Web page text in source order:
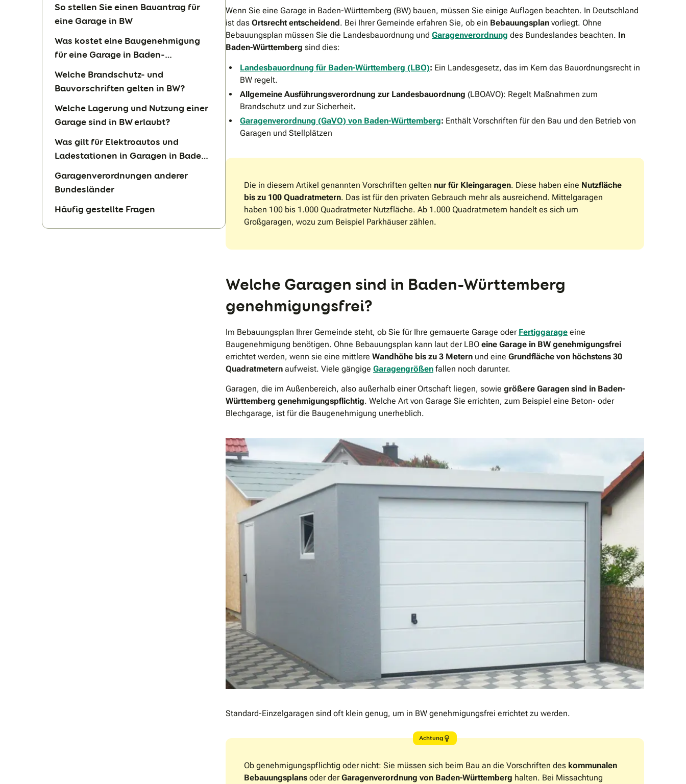
So stellen Sie einen Bauantrag für
eine Garage in BW
Was kostet eine Baugenehmigung
für eine Garage in Baden-
Welche Brandschutz- und
Bauvorschriften gelten in BW?
Welche Lagerung und Nutzung einer
Garage sind in BW erlaubt?
Was gilt für Elektroautos und
Ladestationen in Garagen in Baden-
Garagenverordnungen anderer
Bundesländer
Häufig gestellte Fragen
Wenn Sie eine Garage in Baden-Württemberg (BW) bauen, müssen Sie einige Auflagen beachten. In Deutschland
ist das Ortsrecht entscheidend. Bei Ihrer Gemeinde erfahren Sie, ob ein Bebauungsplan vorliegt. Ohne
Bebauungsplan müssen Sie die Landesbauordnung und Garagenverordnung des Bundeslandes beachten. In
Baden-Württemberg sind dies:
Landesbauordnung für Baden-Württemberg (LBO): Ein Landesgesetz, das im Kern das Bauordnungsrecht in
BW regelt.
Allgemeine Ausführungsverordnung zur Landesbauordnung (LBOAVO): Regelt Maßnahmen zum
Brandschutz und zur Sicherheit.
Garagenverordnung (GaVO) von Baden-Württemberg: Enthält Vorschriften für den Bau und den Betrieb von
Garagen und Stellplätzen
Die in diesem Artikel genannten Vorschriften gelten nur für Kleingaragen. Diese haben eine Nutzfläche
bis zu 100 Quadratmetern. Das ist für den privaten Gebrauch mehr als ausreichend. Mittelgaragen
haben 100 bis 1.000 Quadratmeter Nutzfläche. Ab 1.000 Quadratmetern handelt es sich um
Großgaragen, wozu zum Beispiel Parkhäuser zählen.
Welche Garagen sind in Baden-Württemberg
genehmigungsfrei?
Im Bebauungsplan Ihrer Gemeinde steht, ob Sie für Ihre gemauerte Garage oder Fertiggarage eine
Baugenehmigung benötigen. Ohne Bebauungsplan kann laut der LBO eine Garage in BW genehmigungsfrei
errichtet werden, wenn sie eine mittlere Wandhöhe bis zu 3 Metern und eine Grundfläche von höchstens 30
Quadratmetern aufweist. Viele gängige Garagengrößen fallen noch darunter.
Garagen, die im Außenbereich, also außerhalb einer Ortschaft liegen, sowie größere Garagen sind in Baden-
Württemberg genehmigungspflichtig. Welche Art von Garage Sie errichten, zum Beispiel eine Beton- oder
Blechgarage, ist für die Baugenehmigung unerheblich.
Standard-Einzelgaragen sind oft klein genug, um in BW genehmigungsfrei errichtet zu werden.
Achtung
Ob genehmigungspflichtig oder nicht: Sie müssen sich beim Bau an die Vorschriften des kommunalen
Bebauungsplans oder derGaragenverordnung von Baden-Württemberg halten. Bei Missachtung